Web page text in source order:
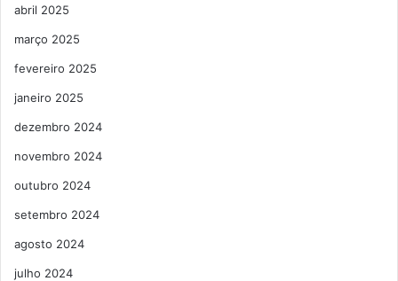
abril 2025
março 2025
fevereiro 2025
janeiro 2025
dezembro 2024
novembro 2024
outubro 2024
setembro 2024
agosto 2024
julho 2024